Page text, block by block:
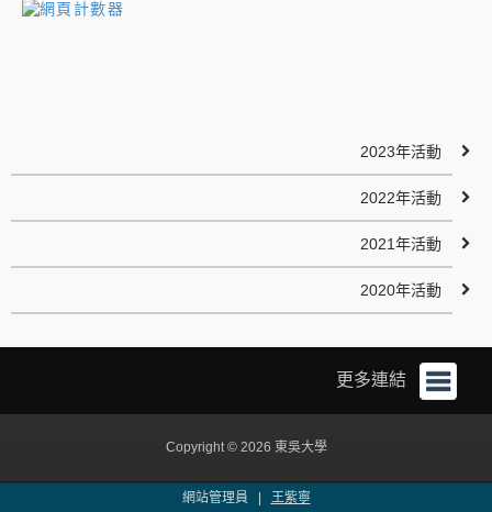
2023年活動
2022年活動
2021年活動
2020年活動
更多連結
Copyright © 2026 東吳大學
網站管理員 | 王紫寧